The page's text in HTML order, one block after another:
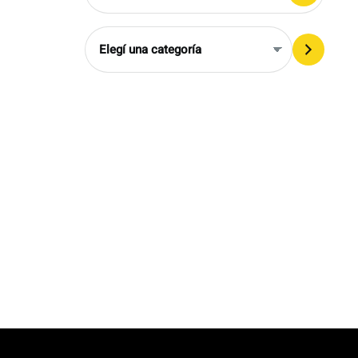
Elegí
una
categoría